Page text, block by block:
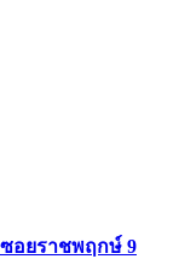
อยราชพฤกษ์ 9